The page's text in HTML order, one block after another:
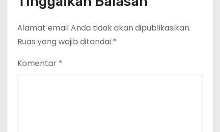
Alamat email Anda tidak akan dipublikasikan.
Ruas yang wajib ditandai *
Komentar *